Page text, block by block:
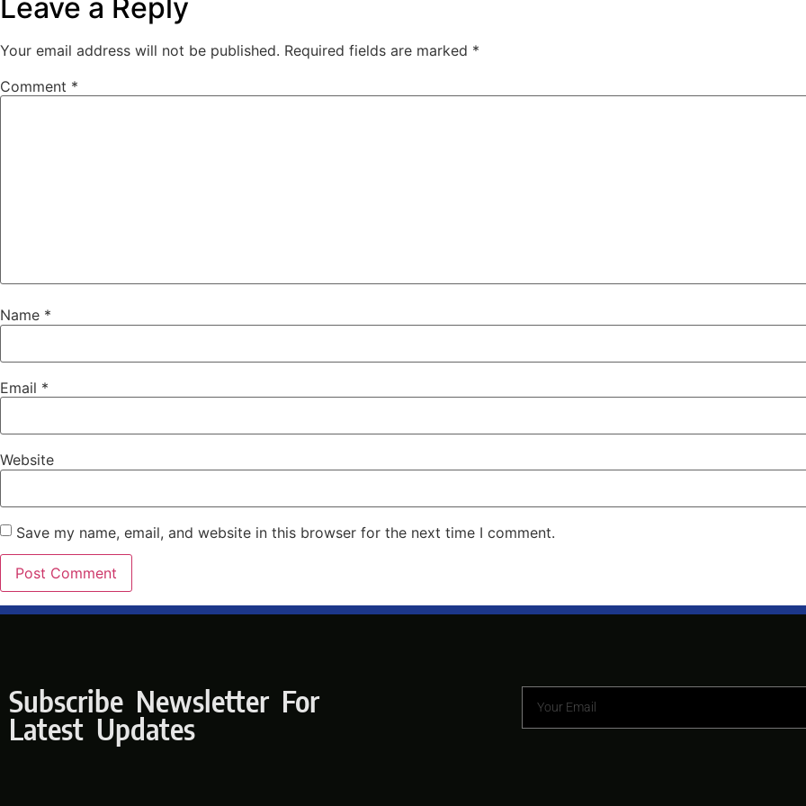
Leave a Reply
Your email address will not be published. Required fields are marked *
Comment *
Name *
Email *
Website
Save my name, email, and website in this browser for the next time I comment.
Subscribe Newsletter For
Latest Updates